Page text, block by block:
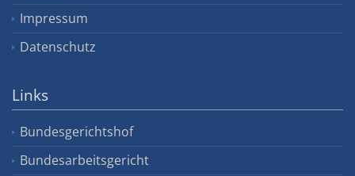
Impressum
Datenschutz
Links
Bundesgerichtshof
Bundesarbeitsgericht